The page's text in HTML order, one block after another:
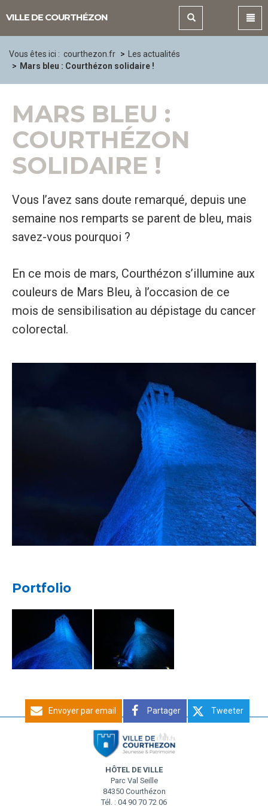
VILLE DE COURTHÉZON
Vous êtes ici : courthezon.fr
Les actualités
Mars bleu : Courthézon solidaire !
MARS BLEU :
COURTHÉZON
SOLIDAIRE !
Vous l’avez sans doute remarqué, depuis une
semaine nos remparts se parent de bleu, mais
savez-vous pourquoi ?
En ce mois de mars, Courthézon s’illumine aux
couleurs de Mars Bleu, à l’occasion de ce
mois de sensibilisation au dépistage du cancer
colorectal.
Portfolio
Envoyer par email Partager Tweeter
HÔTEL DE VILLE
Parc Val Seille
84350 Courthézon
Tél. : 04 90 70 72 06